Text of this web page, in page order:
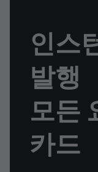
인스
발행
모든
카드